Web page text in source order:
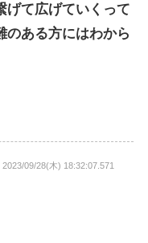
げて広げていくって
のある方にはわから
09/28(木) 18:32:07.571